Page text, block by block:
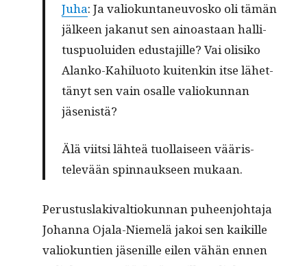
Juha: Ja valiokun­ta­neu­vosko oli tämän
jäl­keen jakanut sen ain­oas­taan hal­li­
tus­puolu­iden edus­ta­jille? Vai olisiko
Alanko-Kahilu­o­to kuitenkin itse lähet­
tänyt sen vain osalle valiokun­nan
jäsenistä?
Älä viit­si lähteä tuol­laiseen vääris­
televään spin­nauk­seen mukaan.
Perus­tus­laki­val­tiokun­nan puheen­jo­hta­ja
Johan­na Ojala-Niemelä jakoi sen kaikille
valiokun­tien jäse­nille eilen vähän ennen